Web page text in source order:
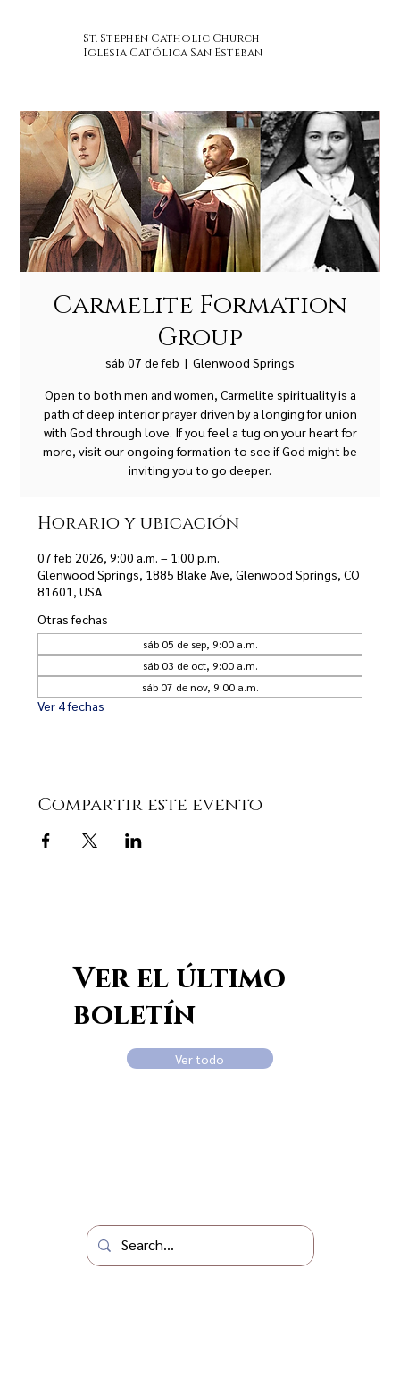
St. Stephen Catholic Church
Iglesia Católica San Esteban
Carmelite Formation
Group
sáb 07 de feb
  |
Glenwood Springs
Open to both men and women, Carmelite spirituality is a
path of deep interior prayer driven by a longing for union
with God through love. If you feel a tug on your heart for
more, visit our ongoing formation to see if God might be
inviting you to go deeper.
Horario y ubicación
07 feb 2026, 9:00 a.m. – 1:00 p.m.
Glenwood Springs, 1885 Blake Ave, Glenwood Springs, CO
81601, USA
Otras fechas
sáb 05 de sep, 9:00 a.m.
sáb 03 de oct, 9:00 a.m.
sáb 07 de nov, 9:00 a.m.
Ver 4 fechas
Compartir este evento
Ver el último
boletín
Ver todo